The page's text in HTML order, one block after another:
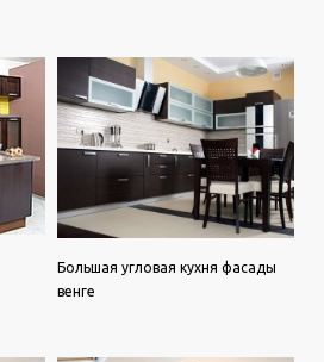
Большая угловая кухня фасады
венге